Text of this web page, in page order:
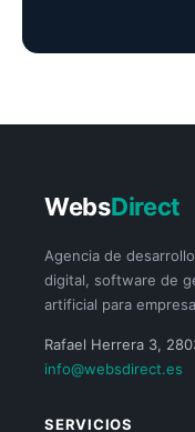
WebsDirect
Agencia de
digital, software de
artificial para
Rafael Herrera 3,
info@websdirect.es
SERVICIOS